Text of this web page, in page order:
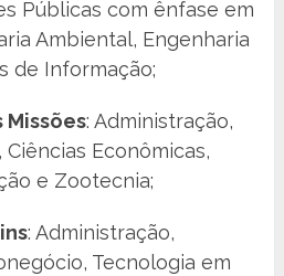
Públicas com ênfase em
Ambiental, Engenharia
de Informação;
Missões: Administração,
Econômicas,
e Zootecnia;
: Administração,
Tecnologia em